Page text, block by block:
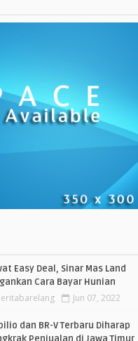
Easy Deal, Sinar Mas Land
Cara Bayar Hunian
Jun 07, 2022
dan BR-V Terbaru Diharap
Penjualan di Jawa Timur